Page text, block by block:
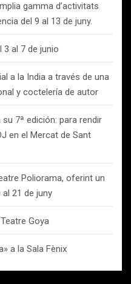
gamma d’activitats
del 9 al 13 de juny.
3 al 7 de junio
a la India a través de una
y coctelería de autor
7ª edición: para rendir
en el Mercat de Sant
Poliorama, oferint un
21 de juny
Goya
a la Sala Fènix